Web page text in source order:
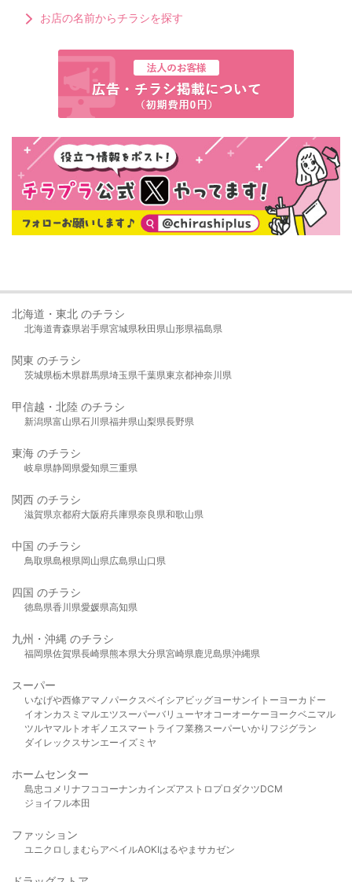
お店の名前からチラシを探す
北海道・東北 のチラシ
北海道青森県岩手県宮城県秋田県山形県福島県
関東 のチラシ
茨城県栃木県群馬県埼玉県千葉県東京都神奈川県
甲信越・北陸 のチラシ
新潟県富山県石川県福井県山梨県長野県
東海 のチラシ
岐阜県静岡県愛知県三重県
関西 のチラシ
滋賀県京都府大阪府兵庫県奈良県和歌山県
中国 のチラシ
鳥取県島根県岡山県広島県山口県
四国 のチラシ
徳島県香川県愛媛県高知県
九州・沖縄 のチラシ
福岡県佐賀県長崎県熊本県大分県宮崎県鹿児島県沖縄県
スーパー
いなげや西條アマノパークスベイシア ビッグヨーサンイトーヨーカドー
イオンカスミ マルエツスーパーバリューヤオコーオーケー ヨークベニマル
ツルヤマルト オギノ エスマート ライフ業務スーパーいかり フジグラン
ダイレックスサンエーイズミヤ
ホームセンター
島忠 コメリ ナフコ コーナンカインズアストロプロダクツDCM
ジョイフル本田
ファッション
ユニクロ しまむら アベイルAOKIはるやま サカゼン